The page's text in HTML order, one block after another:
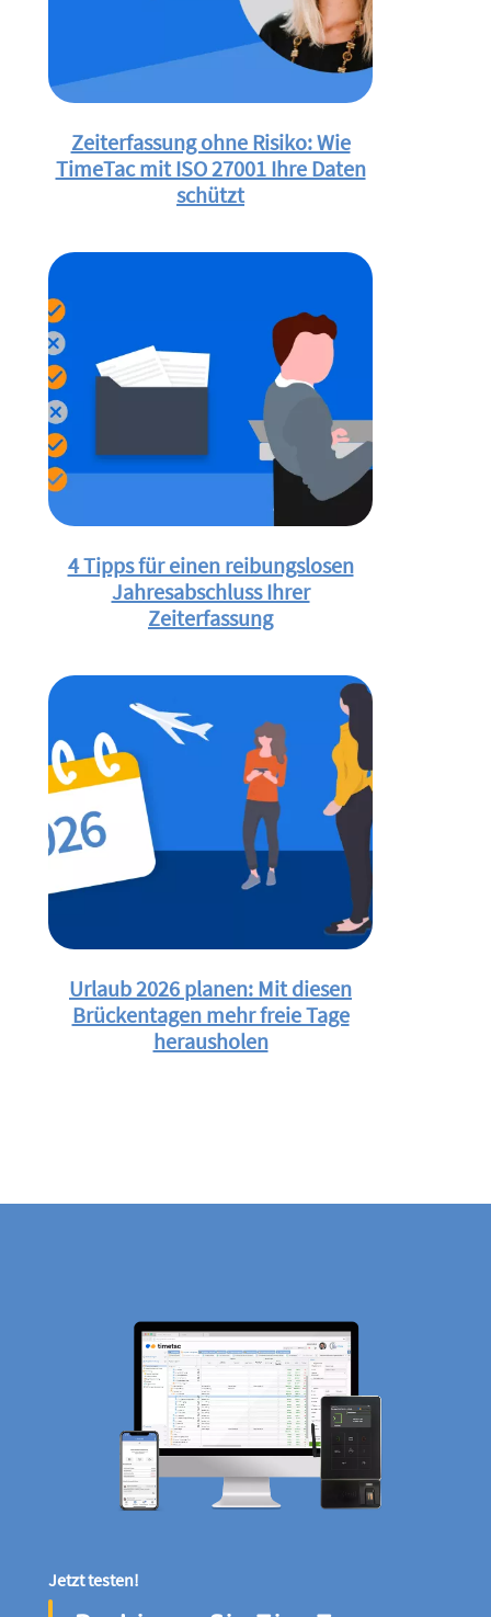
Zeiterfassung ohne Risiko: Wie
TimeTac mit ISO 27001 Ihre Daten
schützt
4 Tipps für einen reibungslosen
Jahresabschluss Ihrer
Zeiterfassung
Urlaub 2026 planen: Mit diesen
Brückentagen mehr freie Tage
herausholen
Jetzt testen!